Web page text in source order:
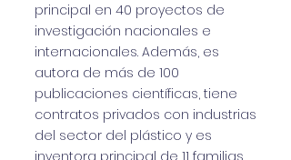
principal en 40 proyectos de
investigación nacionales e
internacionales. Además, es
autora de más de 100
publicaciones científicas, tiene
contratos privados con industrias
del sector del plástico y es
inventora principal de 11 familias